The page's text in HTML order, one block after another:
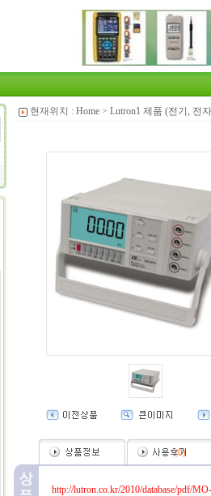
현재위치 : Home > Lutron1 제품 (전기, 전
(0)
http://lutron.co.kr/2010/database/pdf/